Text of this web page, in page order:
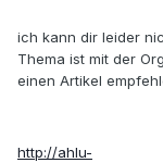
ich kann dir leider
Thema ist mit der
einen Artikel
http://ahlu-